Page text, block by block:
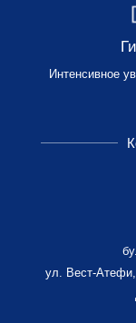
Интенсивное
ул. Вест-